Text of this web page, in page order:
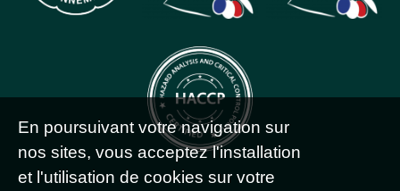
En poursuivant votre navigation sur
nos sites, vous acceptez l'installation
et l'utilisation de cookies sur votre